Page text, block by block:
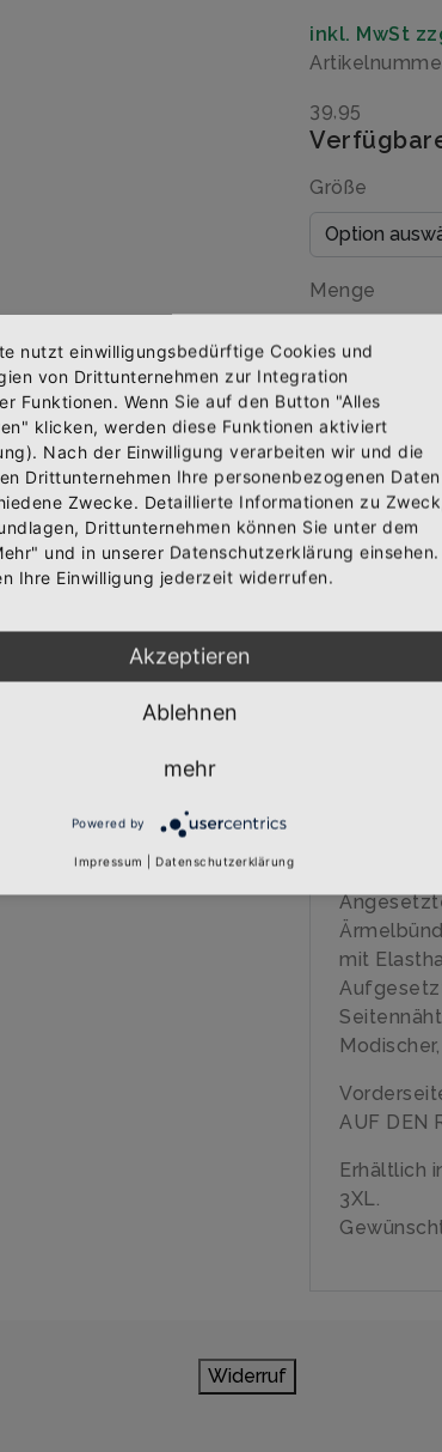
inkl. MwSt
39,95
Größe
Menge
Über den
80%
Doppelt
mit
AUF DEN
Erhältlich
3XL.
Widerruf
jetzt unseren Newsletter
die aktuellsten News über neue Produkte und
10% Gutschein für deine nächste
Abonnieren
nutzt einwilligungsbedürftige Cookies und
von Drittunternehmen zur Integration
Funktionen. Wenn Sie auf den Button "Alles
klicken, werden diese Funktionen aktiviert
Nach der Einwilligung verarbeiten wir und die
Drittunternehmen Ihre personenbezogenen Daten
Zwecke. Detaillierte Informationen zu
Drittunternehmen können Sie unter dem
und in unserer Datenschutzerklärung einsehen.
Ihre Einwilligung jederzeit widerrufen.
Akzeptieren
Ablehnen
mehr
Powered by
Impressum Datenschutzerklärung